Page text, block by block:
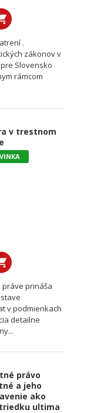
.
zákonov v
Slovensko
rámcom
v trestnom
prináša
v podmienkach
detailne
právo
a jeho
ako
ultima